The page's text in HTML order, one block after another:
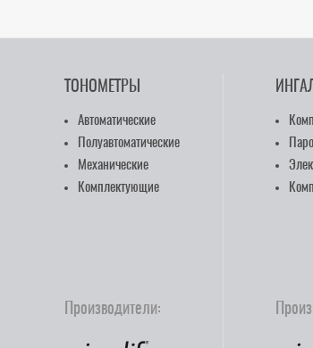
ТОНОМЕТРЫ
Автоматические
Полуавтоматические
Механические
Комплектующие
Производители: